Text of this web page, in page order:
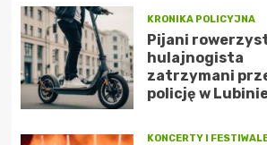
KRONIKA POLICYJNA
Pijani
hulajnogista
zatrzymani
policję w
KONCERTY I